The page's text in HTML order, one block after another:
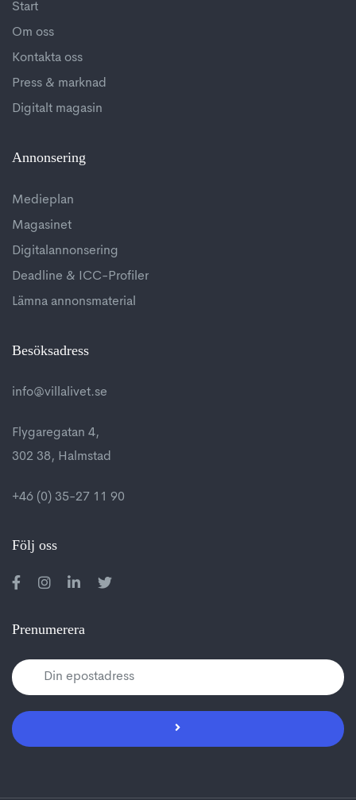
Start
Om oss
Kontakta oss
Press & marknad
Digitalt magasin
Annonsering
Medieplan
Magasinet
Digitalannonsering
Deadline & ICC-Profiler
Lämna annonsmaterial
Besöksadress
info@villalivet.se
Flygaregatan 4,
302 38, Halmstad
+46 (0) 35-27 11 90
Följ oss
Prenumerera